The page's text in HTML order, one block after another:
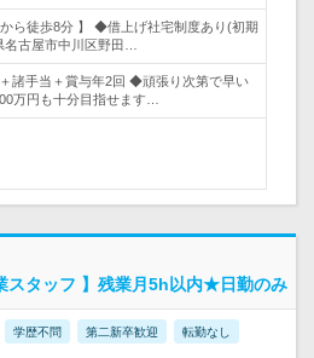
から徒歩8分 】 ◆借上げ社宅制度あり(初期
古屋市中川区野田…
諸手当＋賞与年2回 ◆頑張り次第で早い
万円も十分目指せます…
スタッフ 】残業月5h以内★日勤のみ
学歴不問 第二新卒歓迎 転勤なし